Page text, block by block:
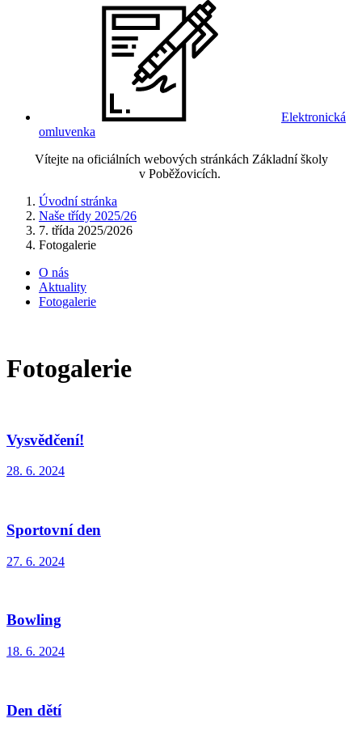
Elektronická
omluvenka
Vítejte na oficiálních webových stránkách Základní školy
v Poběžovicích.
Úvodní stránka
Naše třídy 2025/26
7. třída 2025/2026
Fotogalerie
O nás
Aktuality
Fotogalerie
Fotogalerie
Vysvědčení!
28. 6. 2024
Sportovní den
27. 6. 2024
Bowling
18. 6. 2024
Den dětí